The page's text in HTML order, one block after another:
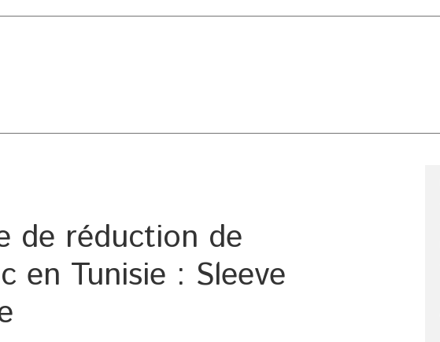
de réduction de
en Tunisie : Sleeve